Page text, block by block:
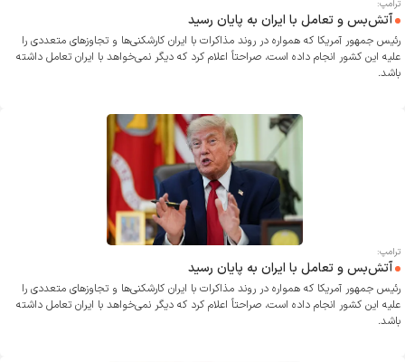
ترامپ:
آتش‌بس و تعامل با ایران به پایان رسید
رئیس جمهور آمریکا که همواره در روند مذاکرات با ایران کارشکنی‌ها و تجاوز‌های متعددی را
علیه این کشور انجام داده است، صراحتاً اعلام کرد که دیگر نمی‌خواهد با ایران تعامل داشته
باشد.
ترامپ:
آتش‌بس و تعامل با ایران به پایان رسید
رئیس جمهور آمریکا که همواره در روند مذاکرات با ایران کارشکنی‌ها و تجاوز‌های متعددی را
علیه این کشور انجام داده است، صراحتاً اعلام کرد که دیگر نمی‌خواهد با ایران تعامل داشته
باشد.